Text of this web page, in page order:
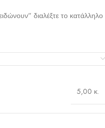
διαλέξτε το κατάλληλο
5,00 κ.